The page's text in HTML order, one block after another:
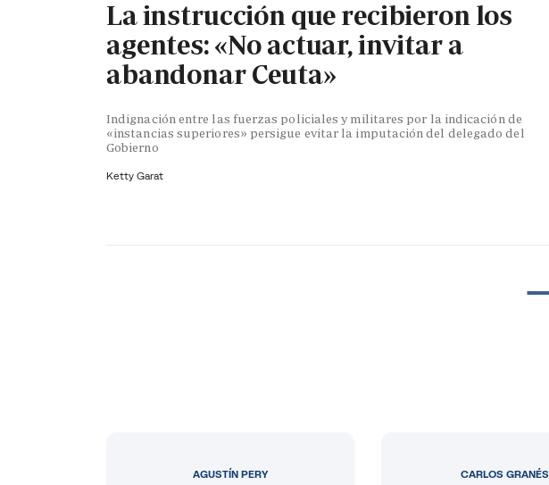
La instrucción que recibieron los
agentes: «No actuar, invitar a
abandonar Ceuta»
Indignación entre las fuerzas policiales y militares por la indicación de
«instancias superiores» persigue evitar la imputación del delegado del
Gobierno
Ketty Garat
AGUSTÍN PERY CARLOS GRANÉS